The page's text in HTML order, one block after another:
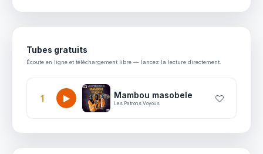
Tubes gratuits
Écoute en ligne et téléchargement libre — lancez la lecture directement.
1 Mambou masobele
Les Patrons Voyous